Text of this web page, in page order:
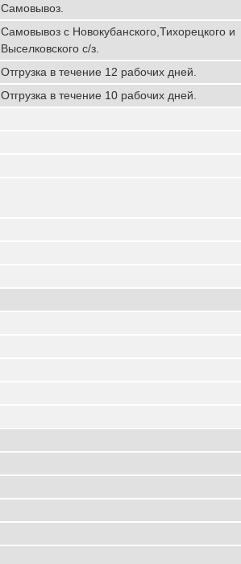
Самовывоз.
Самовывоз с Новокубанского,Тихорецкого и
Выселковского с/з.
Отгрузка в течение 12 рабочих дней.
Отгрузка в течение 10 рабочих дней.